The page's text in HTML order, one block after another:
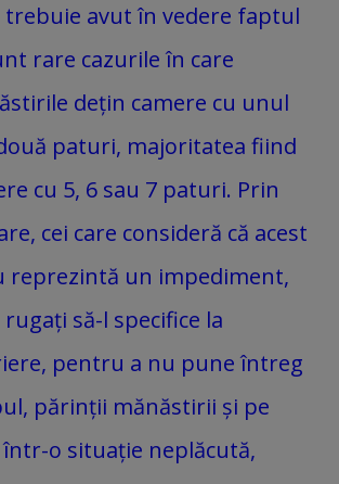
trebuie avut în vedere faptul
rare cazurile în care
dețin camere cu unul
paturi, majoritatea fiind
cu 5, 6 sau 7 paturi. Prin
cei care consideră că acest
reprezintă un impediment,
să-l specifice la
pentru a nu pune întreg
părinții mănăstirii și pe
o situație neplăcută,